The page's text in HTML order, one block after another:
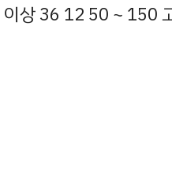
이상 36 12 50 ~ 150